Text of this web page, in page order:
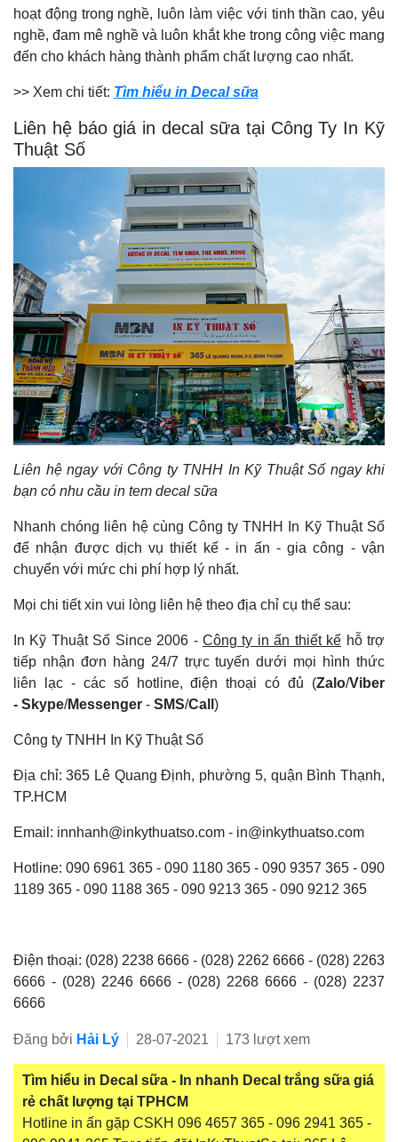
hoạt động trong nghề, luôn làm việc với tinh thần cao, yêu
nghề, đam mê nghề và luôn khắt khe trong công việc mang
đến cho khách hàng thành phẩm chất lượng cao nhất.
>> Xem chi tiết: Tìm hiểu in Decal sữa
Liên hệ báo giá in decal sữa tại Công Ty In Kỹ
Thuật Số
Liên hệ ngay với Công ty TNHH In Kỹ Thuật Số ngay khi
bạn có nhu cầu in tem decal sữa
Nhanh chóng liên hệ cùng Công ty TNHH In Kỹ Thuật Số
để nhận được dịch vụ thiết kế - in ấn - gia công - vận
chuyển với mức chi phí hợp lý nhất.
Mọi chi tiết xin vui lòng liên hệ theo địa chỉ cụ thể sau:
In Kỹ Thuật Số Since 2006 - Công ty in ấn thiết kế hỗ trợ
tiếp nhận đơn hàng 24/7 trực tuyến dưới mọi hình thức
liên lạc - các số hotline, điện thoại có đủ (Zalo/Viber
- Skype/Messenger - SMS/Call )
Công ty TNHH In Kỹ Thuật Số
Địa chỉ: 365 Lê Quang Định, phường 5, quận Bình Thạnh,
TP.HCM
Email: innhanh@inkythuatso.com - in@inkythuatso.com
Hotline: 090 6961 365 - 090 1180 365 - 090 9357 365 - 090
1189 365 - 090 1188 365 - 090 9213 365 - 090 9212 365
Điện thoại: (028) 2238 6666 - (028) 2262 6666 - (028) 2263
6666 - (028) 2246 6666 - (028) 2268 6666 - (028) 2237
6666
Đăng bởi Hải Lý 28-07-2021 173 lượt xem
Tìm hiểu in Decal sữa - In nhanh Decal trắng sữa giá
rẻ chất lượng tại TPHCM
Hotline in ấn gặp CSKH 096 4657 365 - 096 2941 365 -